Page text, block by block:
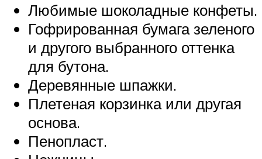
Любимые шоколадные конфеты.
Гофрированная бумага зеленого
и другого выбранного оттенка
для бутона.
Деревянные шпажки.
Плетеная корзинка или другая
основа.
Пенопласт.